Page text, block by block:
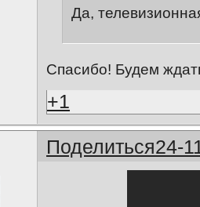
Да,
Спасибо! Будем
+1
Поделиться24-